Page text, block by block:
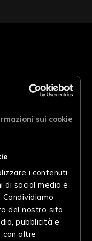
sui cookie
i contenuti
di social media e
del nostro sito
pubblicità e
con altre